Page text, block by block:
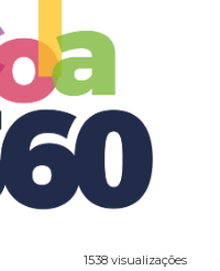
1538 visualizações